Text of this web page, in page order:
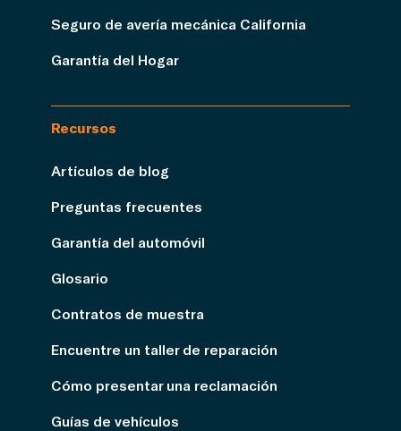
Seguro de avería mecánica California
Garantía del Hogar
Recursos
Artículos de blog
Preguntas frecuentes
Garantía del automóvil
Glosario
Contratos de muestra
Encuentre un taller de reparación
Cómo presentar una reclamación
Guías de vehículos